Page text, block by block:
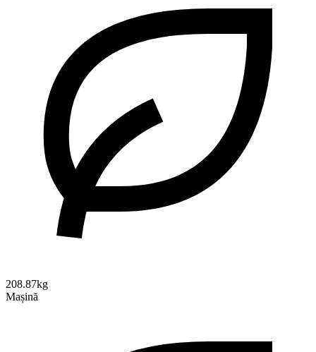
208.87kg
Mașină